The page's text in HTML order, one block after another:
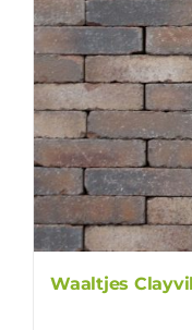
Waaltjes